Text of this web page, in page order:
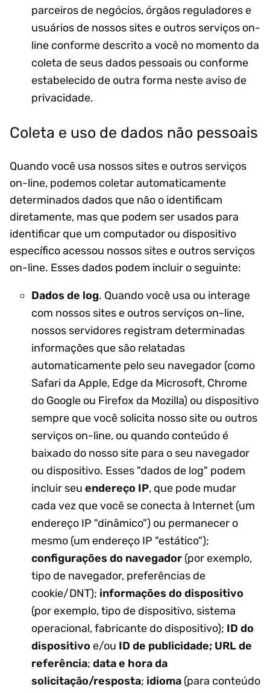
parceiros de negócios, órgãos reguladores e
usuários de nossos sites e outros serviços on-
line conforme descrito a você no momento da
coleta de seus dados pessoais ou conforme
estabelecido de outra forma neste aviso de
privacidade.
Coleta e uso de dados não pessoais
Quando você usa nossos sites e outros serviços
on-line, podemos coletar automaticamente
determinados dados que não o identificam
diretamente, mas que podem ser usados para
identificar que um computador ou dispositivo
específico acessou nossos sites e outros serviços
on-line. Esses dados podem incluir o seguinte:
Dados de log. Quando você usa ou interage
com nossos sites e outros serviços on-line,
nossos servidores registram determinadas
informações que são relatadas
automaticamente pelo seu navegador (como
Safari da Apple, Edge da Microsoft, Chrome
do Google ou Firefox da Mozilla) ou dispositivo
sempre que você solicita nosso site ou outros
serviços on-line, ou quando conteúdo é
baixado do nosso site para o seu navegador
ou dispositivo. Esses "dados de log" podem
incluir seu endereço IP, que pode mudar
cada vez que você se conecta à Internet (um
endereço IP "dinâmico") ou permanecer o
mesmo (um endereço IP "estático");
configurações do navegador (por exemplo,
tipo de navegador, preferências de
cookie/DNT); informações do dispositivo
(por exemplo, tipo de dispositivo, sistema
operacional, fabricante do dispositivo); ID do
dispositivo e/ou ID de publicidade; URL de
referência; data e hora da
solicitação/resposta; idioma (para conteúdo